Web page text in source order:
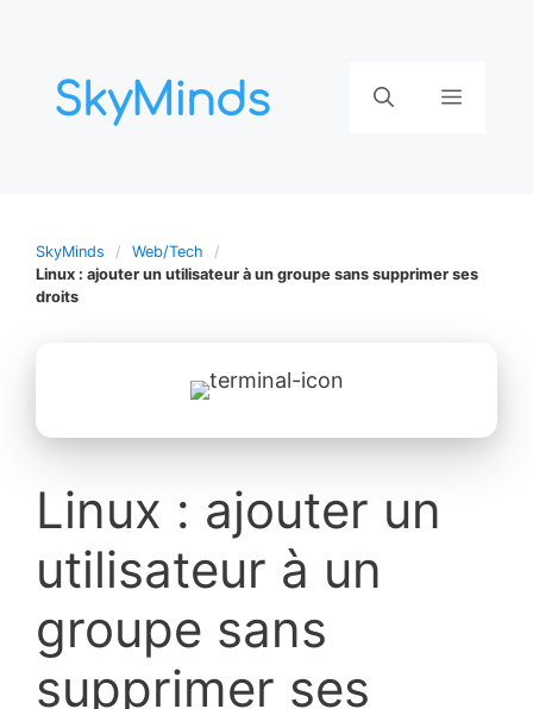
contenu
Menu
SkyMinds
Web/Tech
Linux : ajouter un utilisateur à un groupe sans supprimer ses
droits
Linux : ajouter un
utilisateur à un
groupe sans
supprimer ses